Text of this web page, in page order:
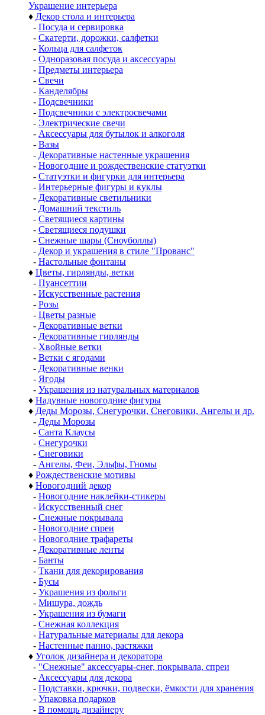
Украшение интерьера
♦ Декор стола и интерьера
- Посуда и сервировка
- Скатерти, дорожки, салфетки
- Кольца для салфеток
- Одноразовая посуда и аксессуары
- Предметы интерьера
- Свечи
- Канделябры
- Подсвечники
- Подсвечники с электросвечами
- Электрические свечи
- Аксессуары для бутылок и алкоголя
- Вазы
- Декоративные настенные украшения
- Новогодние и рождественские статуэтки
- Статуэтки и фигурки для интерьера
- Интерьерные фигуры и куклы
- Декоративные светильники
- Домашний текстиль
- Светящиеся картины
- Светящиеся подушки
- Снежные шары (Сноуболлы)
- Декор и украшения в стиле "Прованс"
- Настольные фонтаны
♦ Цветы, гирлянды, ветки
- Пуансеттии
- Искусственные растения
- Розы
- Цветы разные
- Декоративные ветки
- Декоративные гирлянды
- Хвойные ветки
- Ветки с ягодами
- Декоративные венки
- Ягоды
- Украшения из натуральных материалов
♦ Надувные новогодние фигуры
♦ Деды Морозы, Снегурочки, Снеговики, Ангелы и др.
- Деды Морозы
- Санта Клаусы
- Снегурочки
- Снеговики
- Ангелы, Феи, Эльфы, Гномы
♦ Рождественские мотивы
♦ Новогодний декор
- Новогодние наклейки-стикеры
- Искусственный снег
- Снежные покрывала
- Новогодние спреи
- Новогодние трафареты
- Декоративные ленты
- Банты
- Ткани для декорирования
- Бусы
- Украшения из фольги
- Мишура, дождь
- Украшения из бумаги
- Снежная коллекция
- Натуральные материалы для декора
- Настенные панно, растяжки
♦ Уголок дизайнера и декоратора
- "Снежные" аксессуары-снег, покрывала, спреи
- Аксессуары для декора
- Подставки, крючки, подвески, ёмкости для хранения
- Упаковка подарков
- В помощь дизайнеру